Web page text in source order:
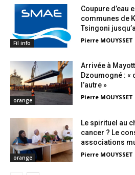
Fil info
Coupure d’eau
communes de
Tsingoni
Pierre MOUYSSET
orange
Arrivée à
Dzoumogné : «
l’autre »
Pierre MOUYSSET
orange
Le spirituel au
cancer ? Le
associations
Pierre MOUYSSET